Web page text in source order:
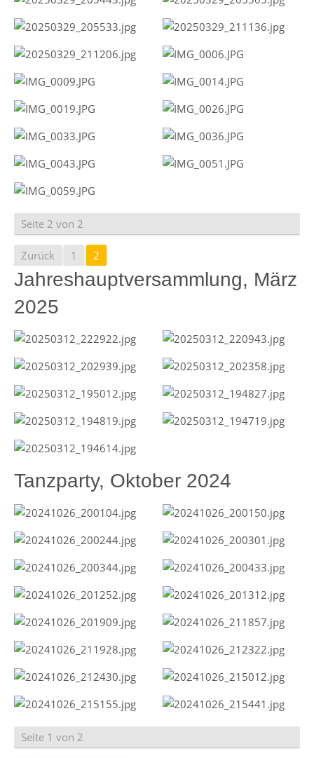
Seite 2 von 2
Zurück 1 2
Jahreshauptversammlung, März
2025
Tanzparty, Oktober 2024
Seite 1 von 2